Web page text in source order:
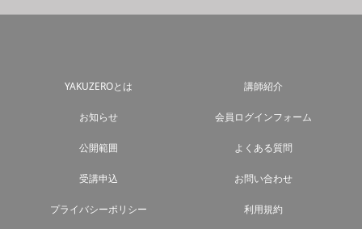
YAKUZEROとは 講師紹介
お知らせ 会員ログインフォーム
公開範囲 よくある質問
受講申込 お問い合わせ
プライバシーポリシー 利用規約